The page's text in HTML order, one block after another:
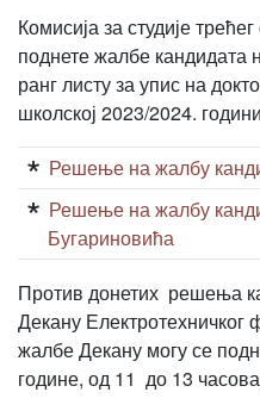
Комисија за студије
поднете жалбе
ранг листу за упис на
школској 2023/2024.
Решење на жалбу
Решење на жалбу
Бугариновића
Против донетих решења
Декану Електротехничког
жалбе Декану могу се
године, од 11 до 13